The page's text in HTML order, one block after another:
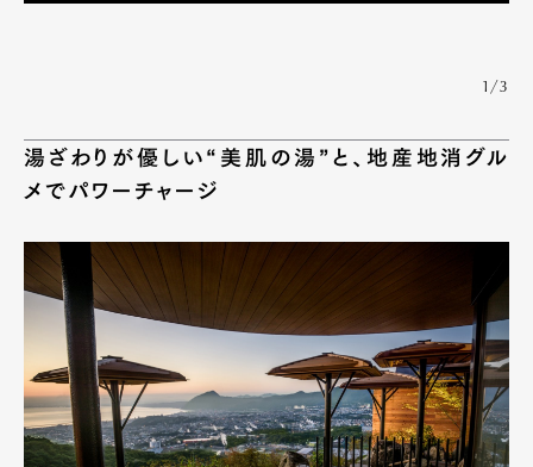
1/3
湯ざわりが優しい“美肌の湯”と、地産地消グル
メでパワーチャージ